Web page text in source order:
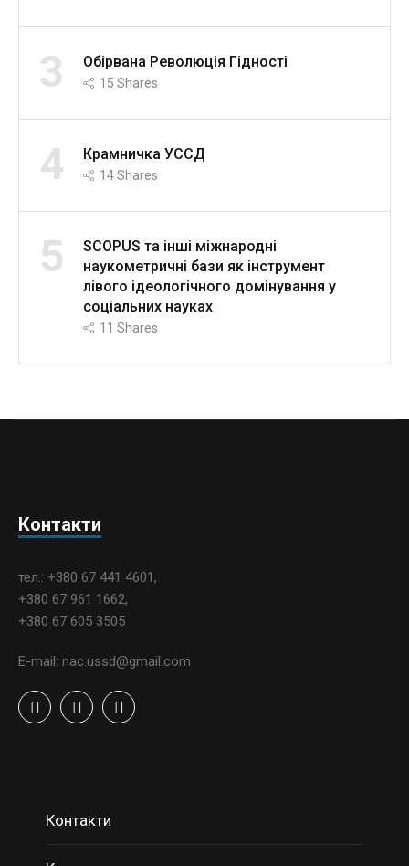
3 Обірвана Революція Гідності
15 Shares
4 Крамничка УССД
14Shares
5
SCOPUS та інші міжнародні
наукометричні бази як інструмент
лівого ідеологічного домінування у
соціальних науках
11 Shares
Контакти
тел.: +380 67 441 4601,
+380 67 961 1662,
+380 67 605 3505
E-mail: nac.ussd@gmail.com
Контакти